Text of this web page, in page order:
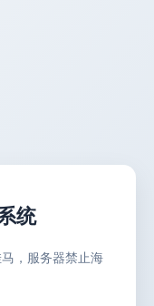
统
，服务器禁止海